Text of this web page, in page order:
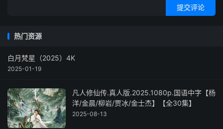
提交评论
热门资源
白月梵星（2025）4K
2025-01-19
凡人修仙传.真人版.2025.1080p.国语中字【杨
洋/金晨/柳岩/贾冰/金士杰】【全30集】
2025-08-13